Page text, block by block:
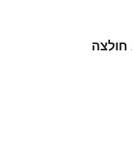
גברים נואה-מקסים קלייזר #3 לבן שחור ג'רזי ביתית 2025/26 חולצה